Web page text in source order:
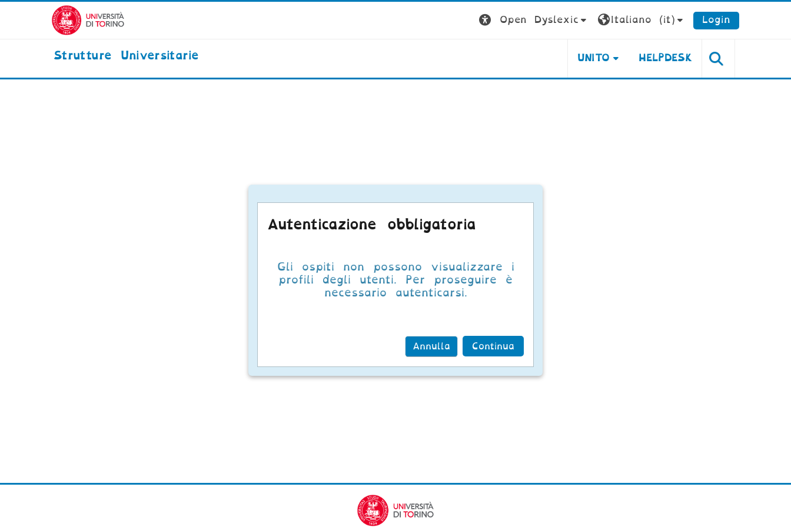
Vai al contenuto principale
Open Dyslexic
Italiano ‎(it)‎ Login
Strutture Universitarie UNITO HELPDESK
Autenticazione obbligatoria
Gli ospiti non possono visualizzare i
profili degli utenti. Per proseguire è
necessario autenticarsi.
Annulla Continua